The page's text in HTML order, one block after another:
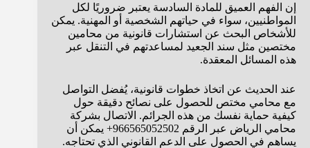
إن الفهم العميق للمادة السادسة يعتبر ضروريًا لكل
المواطنيين، سواء في حياتهم الشخصية أو المهنية. يمكن
للأشخاص البحث عن استشارات قانونية من محامين
مختصين مثل سند الجعيد لمساعدتهم في التنقل عبر
هذه المسائل المعقدة.
عند الحديث عن اتخاذ خطوات قانونية، يُفضل التواصل
مع محامي مختص للحصول على نصائح دقيقة حول
كيفية حماية نفسك من هذه الجرائم. الاتصال بشركة
محامي الرياض عبر الرقم 966565052502+ يمكن أن
يساهم في الحصول على الدعم القانوني الذي تحتاجه.